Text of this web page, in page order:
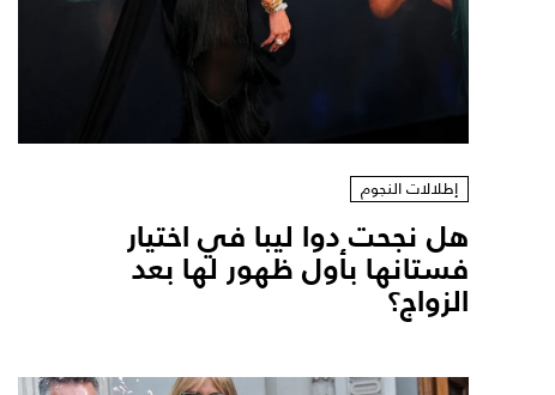
إطلالات النجوم
هل نجحت دوا ليبا في اختيار
فستانها بأول ظهور لها بعد
الزواج؟